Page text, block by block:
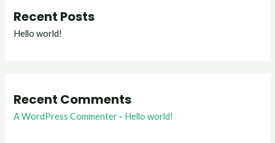
Recent Posts
Hello world!
Recent Comments
A WordPress Commenter - Hello world!